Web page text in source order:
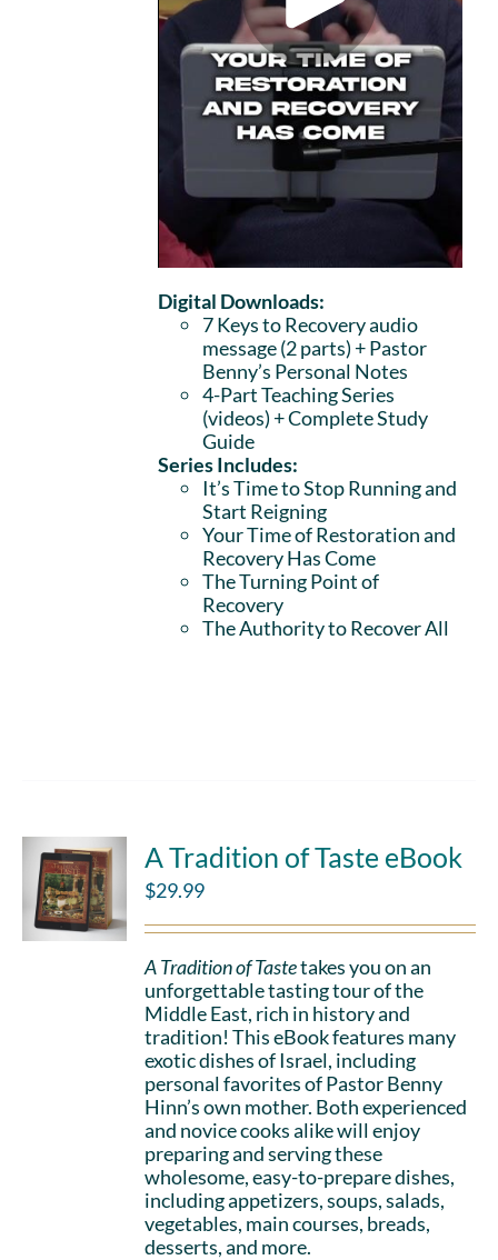
Digital Downloads:
7 Keys to Recovery audio
message (2 parts)+ Pastor
Benny’s Personal Notes
4-Part Teaching Series
(videos) + Complete Study
Guide
Series Includes:
It’s Time to Stop Running and
Start Reigning
Your Time of Restoration and
Recovery Has Come
The Turning Point of
Recovery
The Authority to Recover All
A Tradition of Taste eBook
$29.99
A Tradition of Tastetakes you on an
unforgettable tasting tour of the
Middle East, rich in history and
tradition! This eBook features many
exotic dishes of Israel, including
personal favorites of Pastor Benny
Hinn’s own mother. Both experienced
and novice cooks alike will enjoy
preparing and serving these
wholesome, easy-to-prepare dishes,
including appetizers, soups, salads,
vegetables, main courses, breads,
desserts, and more.